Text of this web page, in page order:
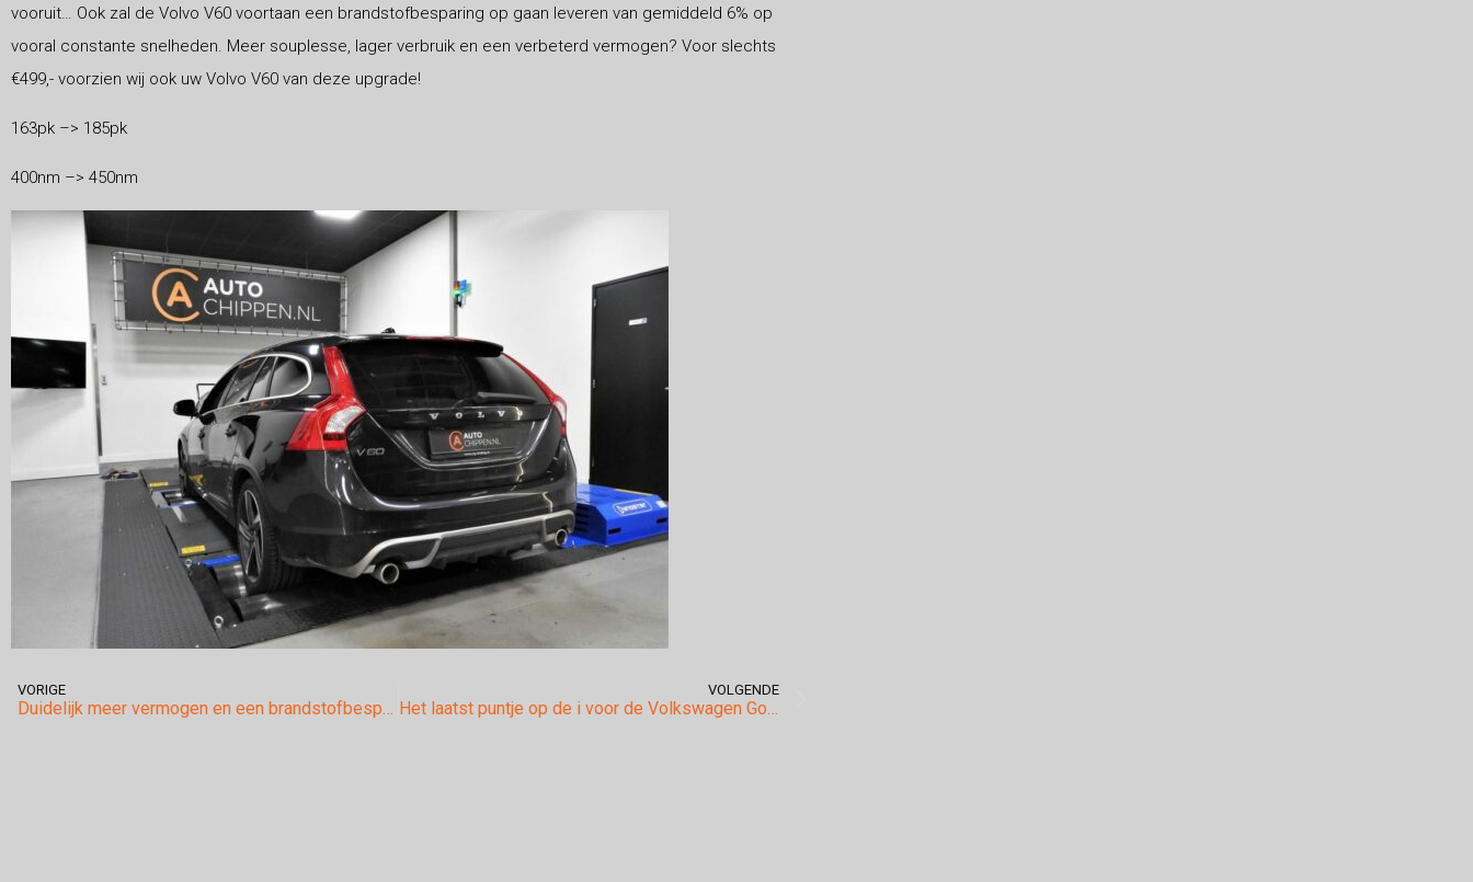
vooruit… Ook zal de Volvo V60 voortaan een brandstofbesparing op gaan leveren van gemiddeld 6% op
vooral constante snelheden. Meer souplesse, lager verbruik en een verbeterd vermogen? Voor slechts
€499,- voorzien wij ook uw Volvo V60 van deze upgrade!
163pk –> 185pk
400nm –> 450nm
VORIGE
Duidelijk meer vermogen en een brandstofbesparing op de Bmw X4 3.0D met standaard 258pk!
VOLGENDE
Het laatst puntje op de i voor de Volkswagen Golf 7 GTI Performance voorzien van een Akrapovic uitlaatsysteem!